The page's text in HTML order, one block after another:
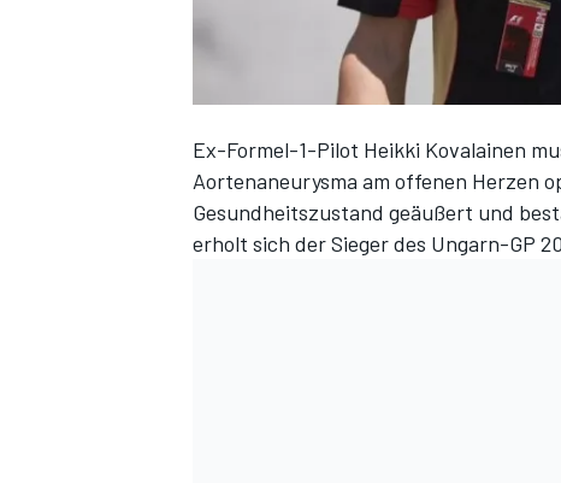
Ex-Formel-1-Pilot Heikki Kovalainen
Aortenaneurysma am offenen Herzen
Gesundheitszustand geäußert und
erholt sich der Sieger des Ungarn-GP